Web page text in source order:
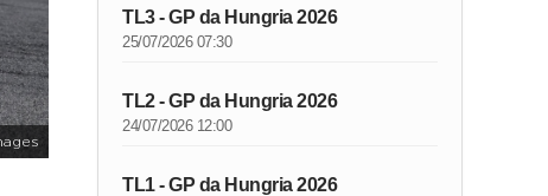
TL3 - GP da Hungria 2026
25/07/2026 07:30
TL2 - GP da Hungria 2026
24/07/2026 12:00
TL1 - GP da Hungria 2026